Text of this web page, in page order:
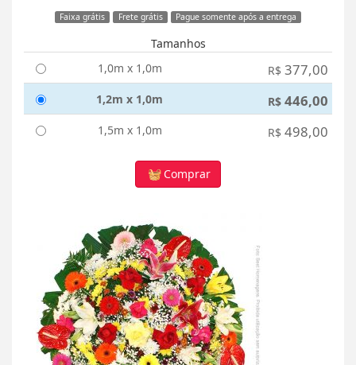
Faixa grátis Frete grátis Pague somente após a entrega
Tamanhos
1,0m x 1,0m
R$ 377,00
1,2m x 1,0m R$ 446,00
1,5m x 1,0m R$ 498,00
Comprar